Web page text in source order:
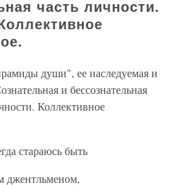
часть личности.
души", ее наследуемая и
и бессознательная
Коллективное
стараюсь быть
джентльменом,